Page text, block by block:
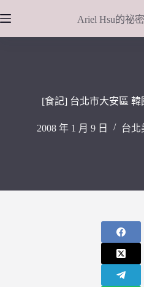
至
主
Ariel Hsu的祕
[食記] 台北市大安區 韓
2008 年 1 月 9 日 台北